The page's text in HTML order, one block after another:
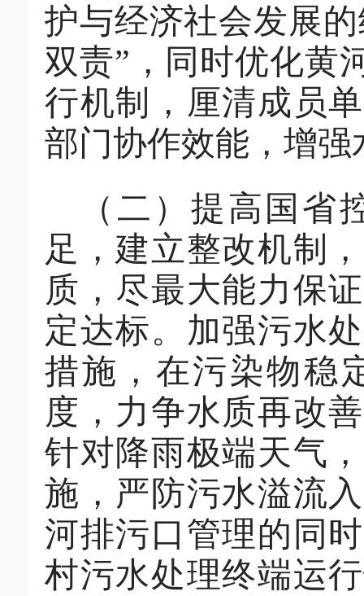
护与经济社会发展
双责” ， 同时优化黄
行机制，厘清成员
部门协作效能，增
（二）提高国省
足，建立整改机制
质 ，尽最大能力保
定达标。加强污水
措施，在污染物稳
度，力争水质再改
针对降雨极端天气
施，严防污水溢流
河排污口管理的同
村污水处理终端运